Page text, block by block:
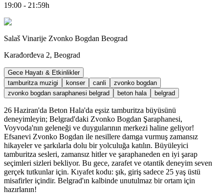
19:00 - 21:59h
Salaš Vinarije Zvonko Bogdan Beograd
Karađorđeva 2, Beograd
Gece Hayatı & Etkinlikler
tamburitza muzigi
konser canli
zvonko bogdan
zvonko bogdan saraphanesi belgrad
beton hala belgrad
26 Haziran'da Beton Hala'da eşsiz tamburitza büyüsünü
deneyimleyin; Belgrad'daki Zvonko Bogdan Şaraphanesi,
Voyvoda'nın geleneği ve duygularının merkezi haline geliyor!
Efsanevi Zvonko Bogdan ile nesillere damga vurmuş zamansız
hikayeler ve şarkılarla dolu bir yolculuğa katılın. Büyüleyici
tamburitza sesleri, zamansız hitler ve şaraphaneden en iyi şarap
seçimleri sizleri bekliyor. Bu gece, zarafet ve otantik deneyim seven
gerçek tutkunlar için. Kıyafet kodu: şık, giriş sadece 25 yaş üstü
misafirler içindir. Belgrad'ın kalbinde unutulmaz bir ortam için
hazırlanın!